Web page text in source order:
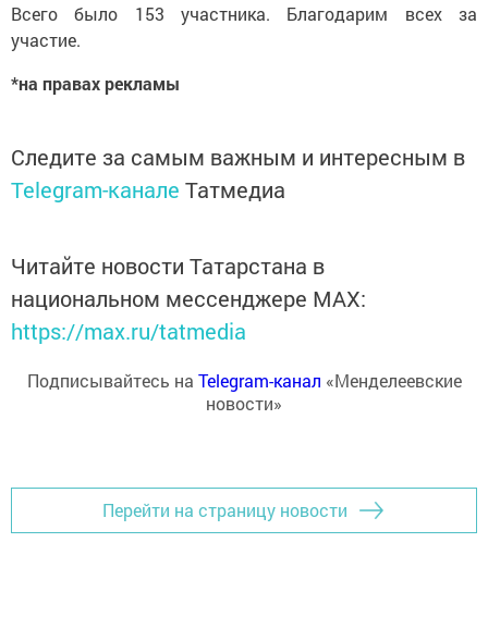
Всего было 153 участника. Благодарим всех за
участие.
*на правах рекламы
Следите за самым важным и интересным в
Telegram-канале Татмедиа
Читайте новости Татарстана в
национальном мессенджере MАХ:
https://max.ru/tatmedia
Подписывайтесь на Telegram-канал «Менделеевские
новости»
Перейти на страницу новости